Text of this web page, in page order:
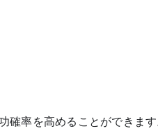
確率を高めることができま